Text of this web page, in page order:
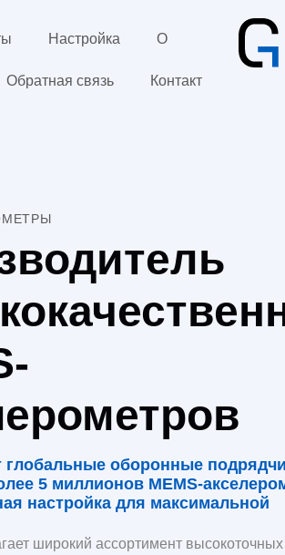
Настройка О
Обратная связь Контакт
оборонные
5 миллионов MEMS-
настройка для максимальной
широкий ассортимент